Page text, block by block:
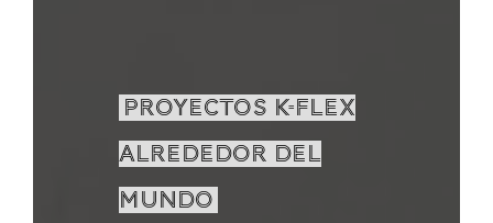
PROYECTOS K-FLEX
ALREDEDOR DEL
MUNDO